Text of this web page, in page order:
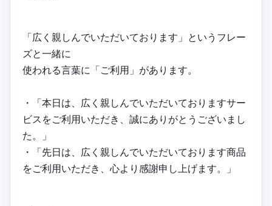
「広く親しんでいただいております」というフレー
ズと一緒に
使われる言葉に「ご利用」があります。
・「本日は、広く親しんでいただいておりますサー
ビスをご利用いただき、誠にありがとうございまし
た。」
・「先日は、広く親しんでいただいております商品
をご利用いただき、心より感謝申し上げます。」